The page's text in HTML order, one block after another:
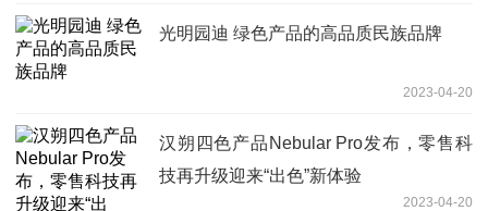
光明园迪 绿色产品的高品质民族品牌
2023-04-20
汉朔四色产品Nebular Pro发布，零售科
技再升级迎来“出色”新体验
2023-04-20